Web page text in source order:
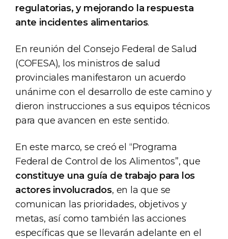
regulatorias, y mejorando la respuesta
ante incidentes alimentarios.
En reunión del Consejo Federal de Salud
(COFESA), los ministros de salud
provinciales manifestaron un acuerdo
unánime con el desarrollo de este camino y
dieron instrucciones a sus equipos técnicos
para que avancen en este sentido.
En este marco, se creó el “Programa
Federal de Control de los Alimentos”, que
constituye una guía de trabajo para los
actores involucrados, en la que se
comunican las prioridades, objetivos y
metas, así como también las acciones
específicas que se llevarán adelante en el